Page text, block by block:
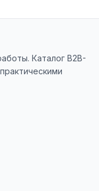
Каталог B2B-